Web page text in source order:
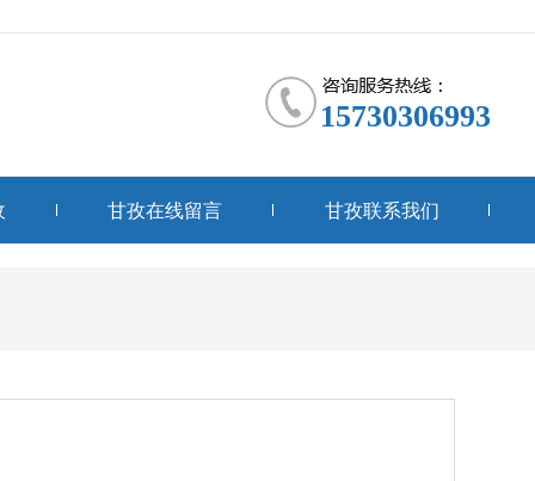
15730306993
甘孜在线留言 甘孜联系我们